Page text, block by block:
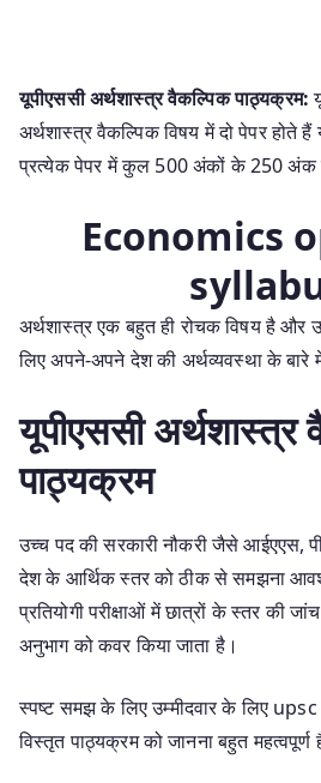
यूपीएससी अर्थशास्त्र वैकल्पिक पाठ्यक्रम:
अर्थशास्त्र वैकल्पिक विषय में दो पेपर होते
प्रत्येक पेपर में कुल 500 अंकों के 250 अंक
Economics
अर्थशास्त्र एक बहुत ही रोचक विषय है
लिए अपने-अपने देश की अर्थव्यवस्था के बारे
यूपीएससी अर्थशास्त्र
पाठ्यक्रम
उच्च पद की सरकारी नौकरी जैसे आईएएस,
देश के आर्थिक स्तर को ठीक से समझना
प्रतियोगी परीक्षाओं में छात्रों के स्तर की
अनुभाग को कवर किया जाता है।
स्पष्ट समझ के लिए उम्मीदवार के लिए
विस्तृत पाठ्यक्रम को जानना बहुत महत्वपूर्ण